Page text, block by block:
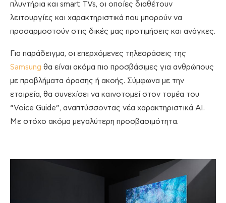
πλυντήρια και smart TVs, οι οποίες διαθέτουν
λειτουργίες και χαρακτηριστικά που μπορούν να
προσαρμοστούν στις δικές μας προτιμήσεις και ανάγκες.
Για παράδειγμα, οι επερχόμενες τηλεοράσεις της
Samsung θα είναι ακόμα πιο προσβάσιμες για ανθρώπους
με προβλήματα όρασης ή ακοής. Σύμφωνα με την
εταιρεία, θα συνεχίσει να καινοτομεί στον τομέα του
“Voice Guide”, αναπτύσσοντας νέα χαρακτηριστικά ΑΙ.
Με στόχο ακόμα μεγαλύτερη προσβασιμότητα.